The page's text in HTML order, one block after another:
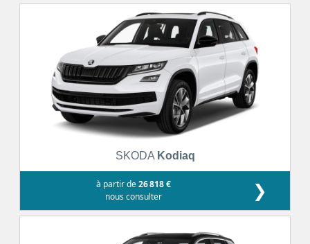
SKODA Kodiaq
à partir de26 818 €
nous consulter
❯